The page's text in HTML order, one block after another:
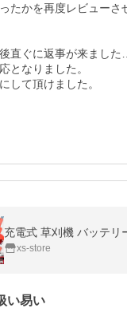
たかを再度レビューさ
直ぐに返事が来ました…
となりました。
して頂けました。
xs-store
い易い